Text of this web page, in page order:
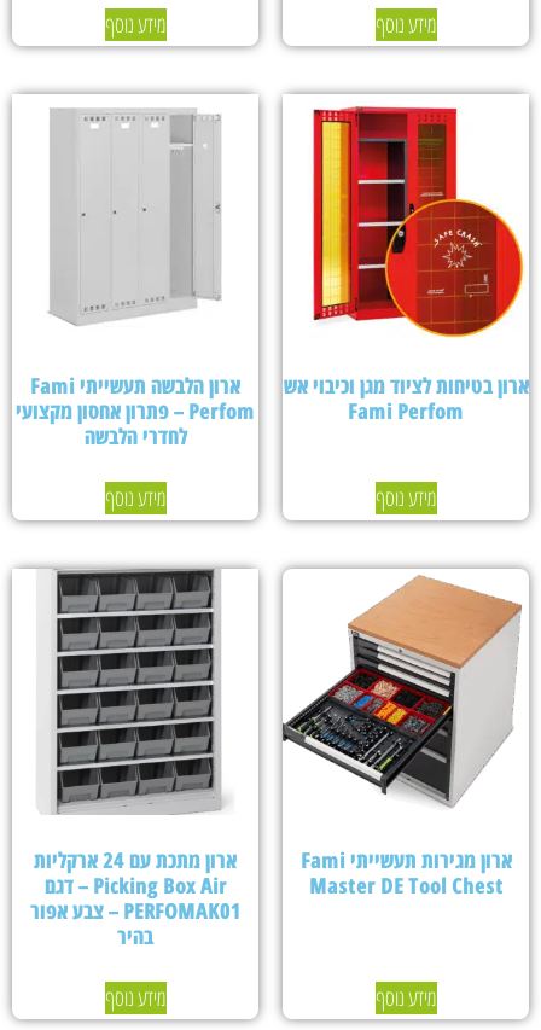
מידע נוסף מידע נוסף
ארון בטיחות לציוד מגן וכיבוי אש
Fami Perfom
מידע נוסף
ארון הלבשה תעשייתי Fami
Perfom – פתרון אחסון מקצועי
לחדרי הלבשה
מידע נוסף
ארון מגירות תעשייתי Fami
Master DE Tool Chest
מידע נוסף
ארון מתכת עם 24 ארקליות
Picking Box Air – דגם
PERFOMAK01 – צבע אפור
בהיר
מידע נוסף